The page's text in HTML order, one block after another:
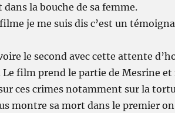
la bouche de sa femme.
je me suis dis c’est un
le second avec cette attente
film prend le partie de Mesrine
ces crimes notamment sur la
montre sa mort dans le premier